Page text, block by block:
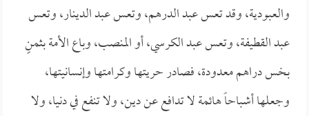
والعبودية، وقد تعس عبد الدرهم، وتعس عبد الدينار، وتعس
عبد القطيفة، وتعس عبد الكرسي، أو المنصب، وباع الأمة بثمنٍ
بخس دراهم معدودة، فصادر حريتها وكرامتها وإنسانيتها،
وجعلها أشباحاً هائمة لا تدافع عن دين، ولا تنفع في دنيا، ولا